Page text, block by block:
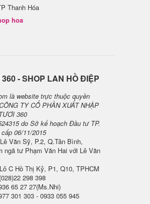
Thanh Hóa
hoa
- SHOP LAN HỒ ĐIỆP
là website trực thuộc quyền
TY CỔ PHẦN XUẤT NHẬP
360
do Sở kế hoạch Đầu tư TP.
06/11/2015
Văn Sỹ, P.2, Q.Tân Bình,
ngã tư Phạm Văn Hai với Lê Văn
Lô C Hồ Thị Kỷ, P1, Q10, TPHCM
(028)22 298 398
65 27 27(Ms.Nhi)
301 303 - 0933 055 945